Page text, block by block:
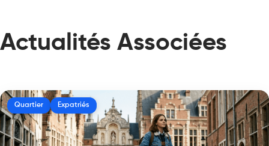
Actualités Associées
Quartier Expatriés